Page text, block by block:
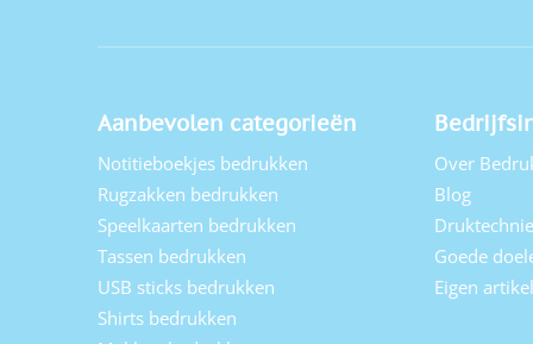
Aanbevolen categorieën
Notitieboekjes bedrukken
Rugzakken bedrukken
Speelkaarten bedrukken
Tassen bedrukken
USB sticks bedrukken
Shirts bedrukken
Over
Blog
Goede
Eigen